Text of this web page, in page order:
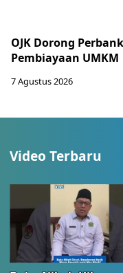
OJK Dorong
Pembiayaan UMKM
7 Agustus 2026
Video Terbaru